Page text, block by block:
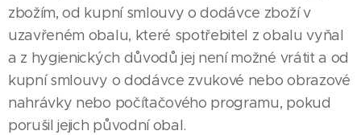
zbožím, od kupní smlouvy o dodávce zboží v
uzavřeném obalu, které spotřebitel z obalu vyňal
a z hygienických důvodů jej není možné vrátit a od
kupní smlouvy o dodávce zvukové nebo obrazové
nahrávky nebo počítačového programu, pokud
porušil jejich původní obal.